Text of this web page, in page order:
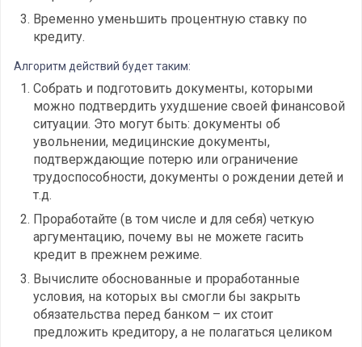
Временно уменьшить процентную ставку по
кредиту.
Алгоритм действий будет таким:
Собрать и подготовить документы, которыми
можно подтвердить ухудшение своей финансовой
ситуации. Это могут быть: документы об
увольнении, медицинские документы,
подтверждающие потерю или ограничение
трудоспособности, документы о рождении детей и
т.д.
Проработайте (в том числе и для себя) четкую
аргументацию, почему вы не можете гасить
кредит в прежнем режиме.
Вычислите обоснованные и проработанные
условия, на которых вы смогли бы закрыть
обязательства перед банком – их стоит
предложить кредитору, а не полагаться целиком